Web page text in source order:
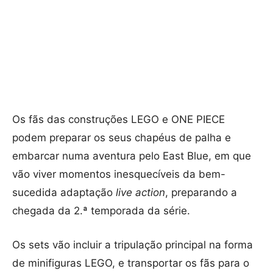
Os fãs das construções LEGO e ONE PIECE
podem preparar os seus chapéus de palha e
embarcar numa aventura pelo East Blue, em que
vão viver momentos inesquecíveis da bem-
sucedida adaptação live action, preparando a
chegada da 2.ª temporada da série.
Os sets vão incluir a tripulação principal na forma
de minifiguras LEGO, e transportar os fãs para o